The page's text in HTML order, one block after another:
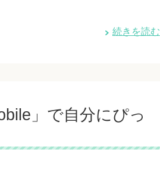
続きを読む
」で自分にぴっ